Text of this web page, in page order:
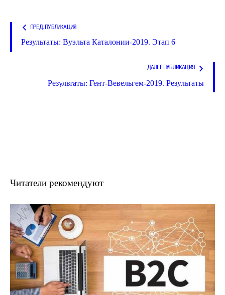
ПРЕД. ПУБЛИКАЦИЯ
Результаты: Вуэльта Каталонии-2019. Этап 6
ДАЛЕЕ ПУБЛИКАЦИЯ
Результаты: Гент-Вевельгем-2019. Результаты
Читатели рекомендуют